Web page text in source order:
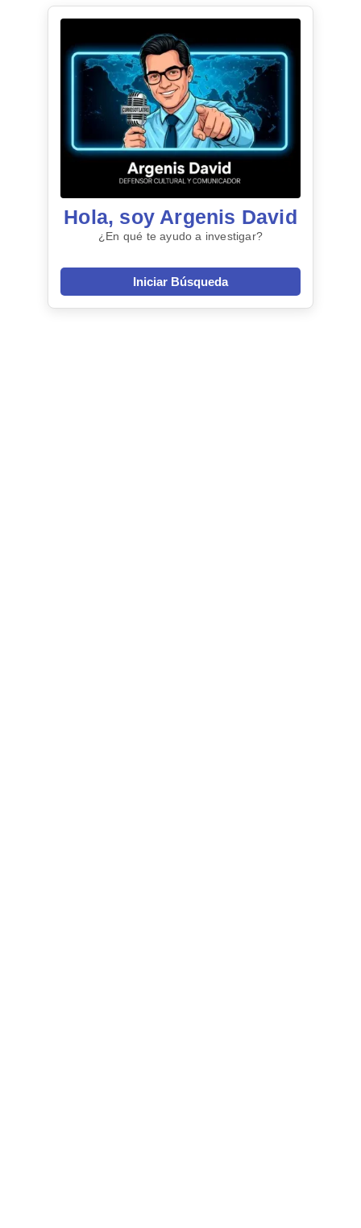
Hola, soy Argenis David
¿En qué te ayudo a investigar?
Iniciar Búsqueda